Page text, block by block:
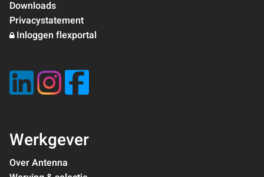
Downloads
Privacystatement
Inloggen flexportal
Werkgever
Over Antenna